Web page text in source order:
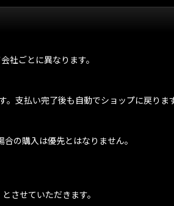
社ごとに異なります。
支払い完了後も自動でショップに戻り
の購入は優先とはなりません。
させていただきます。